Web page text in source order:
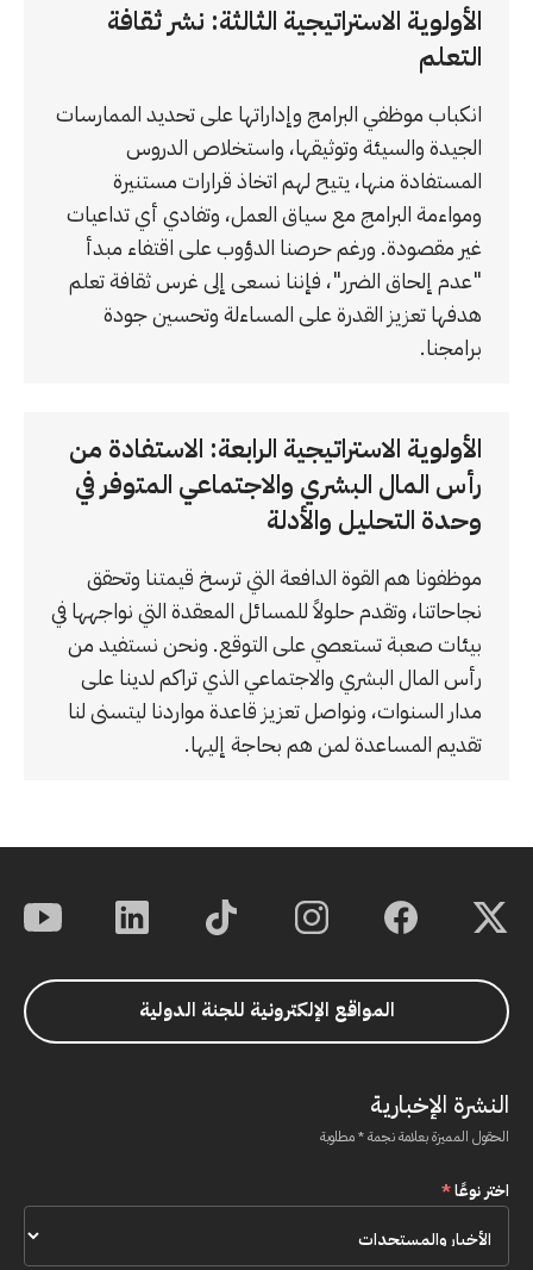
الأولوية الاستراتيجية الثالثة: نشر ثقافة
التعلم
انكباب موظفي البرامج وإداراتها على تحديد الممارسات
الجيدة والسيئة وتوثيقها، واستخلاص الدروس
المستفادة منها، يتيح لهم اتخاذ قرارات مستنيرة
ومواءمة البرامج مع سياق العمل، وتفادي أي تداعيات
غير مقصودة. ورغم حرصنا الدؤوب على اقتفاء مبدأ
"عدم إلحاق الضرر"، فإننا نسعى إلى غرس ثقافة تعلم
هدفها تعزيز القدرة على المساءلة وتحسين جودة
برامجنا.
الأولوية الاستراتيجية الرابعة: الاستفادة من
رأس المال البشري والاجتماعي المتوفر في
وحدة التحليل والأدلة
موظفونا هم القوة الدافعة التي ترسخ قيمتنا وتحقق
نجاحاتنا، وتقدم حلولاً للمسائل المعقدة التي نواجهها في
بيئات صعبة تستعصي على التوقع. ونحن نستفيد من
رأس المال البشري والاجتماعي الذي تراكم لدينا على
مدار السنوات، ونواصل تعزيز قاعدة مواردنا ليتسنى لنا
تقديم المساعدة لمن هم بحاجة إليها.
المواقع الإلكترونية للجنة الدولية
النشرة الإخبارية
الحقول المميزة بعلامة نجمة * مطلوبة
اختر نوعًا*